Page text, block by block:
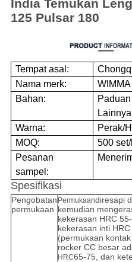
India Temukan
125 Pulsar 180
Tempat asal:
Nama merk:
WIMMA
Bahan:
Lainnya
Warna:
Perak/
MOQ:
500
Pesanan
sampel:
Spesifikasi
Pengobatan
permukaan
Permukaandiresapi
kemudian
kekerasan HRC
kekerasan inti
(permukaan
rocker CC besar
HRC65-75, dan